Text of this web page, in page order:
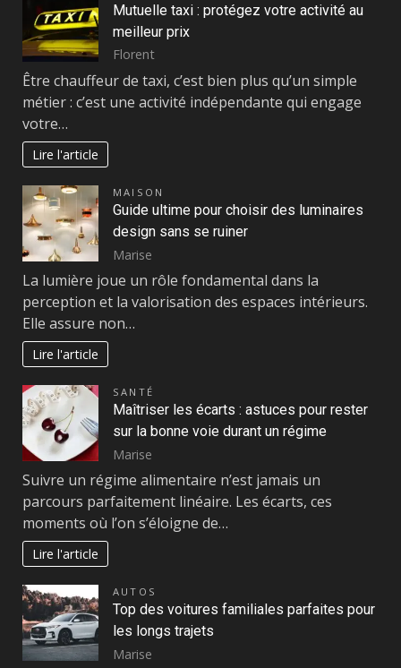
Mutuelle taxi : protégez votre activité au
meilleur prix
Florent
Être chauffeur de taxi, c’est bien plus qu’un simple
métier : c’est une activité indépendante qui engage
votre…
Lire l'article
MAISON
Guide ultime pour choisir des luminaires
design sans se ruiner
Marise
La lumière joue un rôle fondamental dans la
perception et la valorisation des espaces intérieurs.
Elle assure non…
Lire l'article
SANTÉ
Maîtriser les écarts : astuces pour rester
sur la bonne voie durant un régime
Marise
Suivre un régime alimentaire n’est jamais un
parcours parfaitement linéaire. Les écarts, ces
moments où l’on s’éloigne de…
Lire l'article
AUTOS
Top des voitures familiales parfaites pour
les longs trajets
Marise